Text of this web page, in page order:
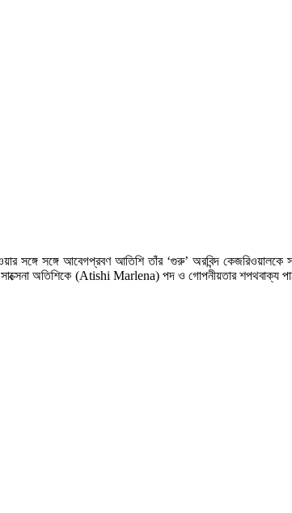
সঙ্গে সঙ্গে আবেগপ্রবণ আতিশি তাঁর ‘গুরু’ অরবিন্দ কেজরিওয়ালকে
সাক্সেনা অতিশিকে (Atishi Marlena) পদ ও গোপনীয়তার শপথবাক্য